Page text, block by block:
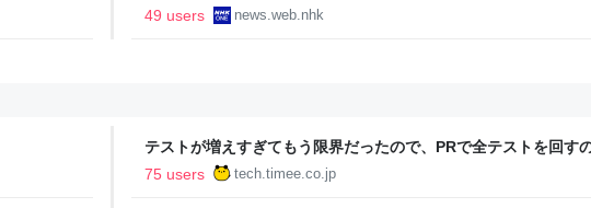
ス
49 users news.web.nhk
テストが増えすぎてもう限界だったので、PRで全テストを回す
Timee Product Team Blog
75 users tech.timee.co.jp